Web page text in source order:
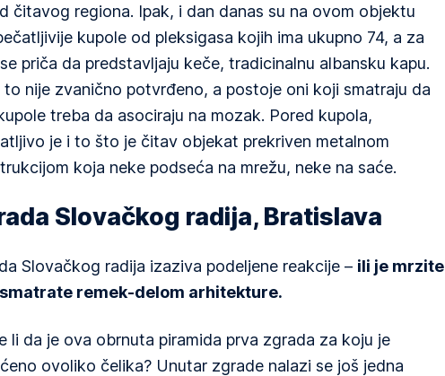
čitavog regiona. Ipak, i dan danas su na ovom objektu
kupole od pleksigasa kojih ima ukupno 74, a za
priča da predstavljaju keče, tradicinalnu albansku kapu.
to nije zvanično potvrđeno, a postoje oni koji smatraju da
treba da asociraju na mozak. Pored kupola,
je i to što je čitav objekat prekriven metalnom
koja neke podseća na mrežu, neke na saće.
Slovačkog radija, Bratislava
Slovačkog radija izaziva podeljene reakcije – ili je mrzite
remek-delom arhitekture.
li da je ova obrnuta piramida prva zgrada za koju je
ovoliko čelika? Unutar zgrade nalazi se još jedna